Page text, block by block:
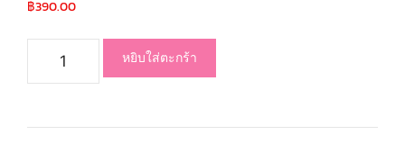
฿390.00
หยิบใส่ตะกร้า